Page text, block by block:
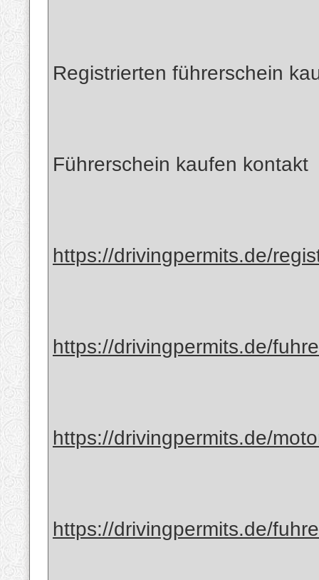
Registrierten führerschein
Führerschein kaufen kontakt
https://drivingpermits.de/
https://drivingpermits.de/
https://drivingpermits.de/
https://drivingpermits.de/